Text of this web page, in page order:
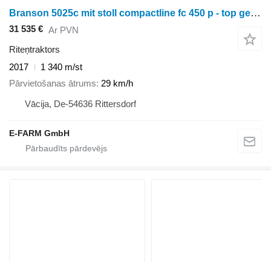
Branson 5025c mit stoll compactline fc 450 p - top gepflegt -
31 535 € Ar PVN
Riteņtraktors
2017
1 340 m/st
Pārvietošanas ātrums 29 km/h
Vācija, De-54636 Rittersdorf
E-FARM GmbH